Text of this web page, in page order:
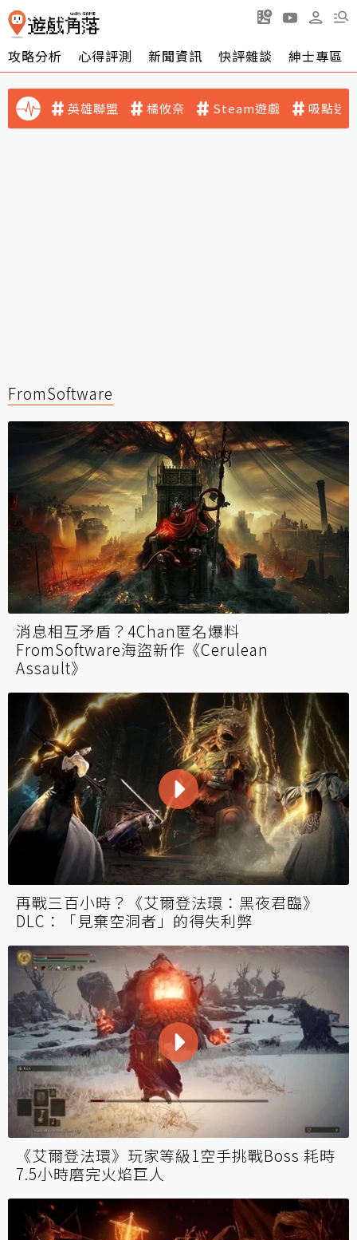
攻略分析 心得評測 新聞資訊 快評雜談 紳士專區
英雄聯盟 橘攸奈 Steam遊戲 吸點迷
FromSoftware
消息相互矛盾？4Chan匿名爆料
FromSoftware海盜新作《Cerulean
Assault》
再戰三百小時？《艾爾登法環：黑夜君臨》
DLC：「見棄空洞者」的得失利弊
《艾爾登法環》玩家等級1空手挑戰Boss 耗時
7.5小時磨完火焰巨人